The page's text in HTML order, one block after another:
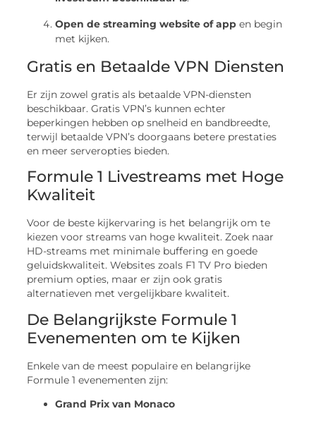
Open de streaming website of app en begin
met kijken.
Gratis en Betaalde VPN Diensten
Er zijn zowel gratis als betaalde VPN-diensten
beschikbaar. Gratis VPN’s kunnen echter
beperkingen hebben op snelheid en bandbreedte,
terwijl betaalde VPN’s doorgaans betere prestaties
en meer serveropties bieden.
Formule 1 Livestreams met Hoge
Kwaliteit
Voor de beste kijkervaring is het belangrijk om te
kiezen voor streams van hoge kwaliteit. Zoek naar
HD-streams met minimale buffering en goede
geluidskwaliteit. Websites zoals F1 TV Pro bieden
premium opties, maar er zijn ook gratis
alternatieven met vergelijkbare kwaliteit.
De Belangrijkste Formule 1
Evenementen om te Kijken
Enkele van de meest populaire en belangrijke
Formule 1 evenementen zijn:
Grand Prix van Monaco